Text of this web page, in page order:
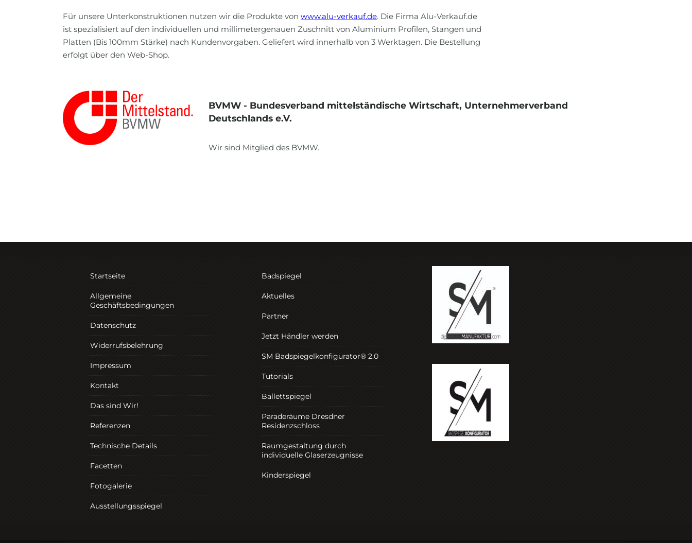
Für unsere Unterkonstruktionen nutzen wir die Produkte von www.alu-verkauf.de. Die Firma Alu-Verkauf.de
ist spezialisiert auf den individuellen und millimetergenauen Zuschnitt von Aluminium Profilen, Stangen und
Platten (Bis 100mm Stärke) nach Kundenvorgaben. Geliefert wird innerhalb von 3 Werktagen. Die Bestellung
erfolgt über den Web-Shop.
BVMW - Bundesverband mittelständische Wirtschaft, Unternehmerverband
Deutschlands e.V.
Wir sind Mitglied des BVMW.
Startseite
Allgemeine
Geschäftsbedingungen
Datenschutz
Widerrufsbelehrung
Impressum
Kontakt
Das sind Wir!
Referenzen
Technische Details
Facetten
Fotogalerie
Ausstellungsspiegel
Badspiegel
Aktuelles
Partner
Jetzt Händler werden
SM Badspiegelkonfigurator® 2.0
Tutorials
Ballettspiegel
Paraderäume Dresdner
Residenzschloss
Raumgestaltung durch
individuelle Glaserzeugnisse
Kinderspiegel